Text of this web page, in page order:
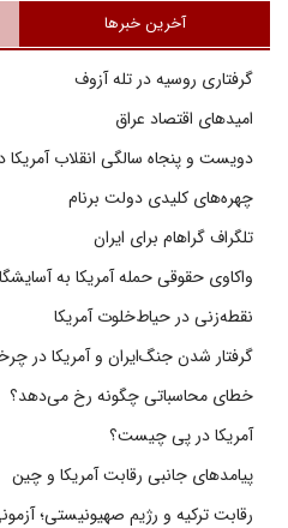
آخرین خبرها
گرفتاری روسیه در تله آزوف
امیدهای اقتصاد عراق
دویست و پنجاه سالگی انقلاب آمریکا
چهره‌های کلیدی دولت برنام
تلگراف گراهام برای ایران
واکاوی حقوقی حمله آمریکا به
نقطه‌زنی در حیاط‌خلوت آمریکا
گرفتار شدن جنگ‌ایران و آمریکا
خطای محاسباتی چگونه رخ می‌دهد؟
آمریکا در پی چیست؟
پیامدهای جانبی رقابت آمریکا و چین
رقابت ترکیه و رژیم صهیونیستی؛